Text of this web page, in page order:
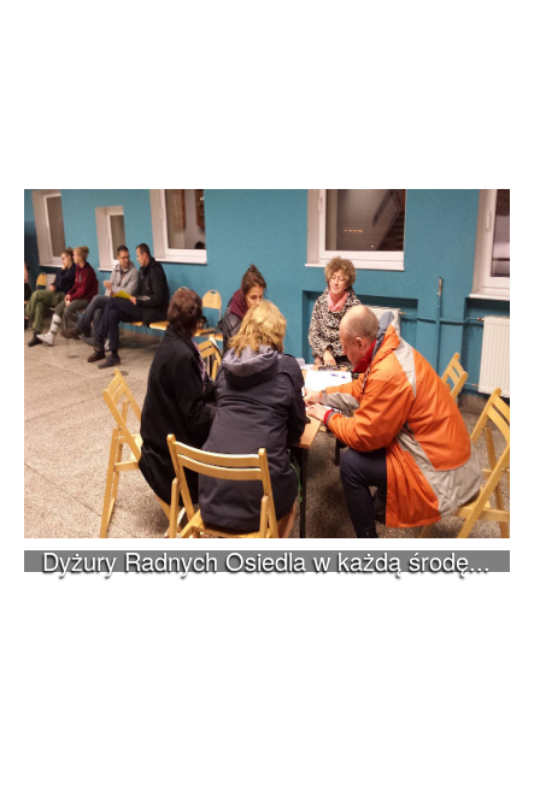
Dyżury Radnych Osiedla w każdą środę...